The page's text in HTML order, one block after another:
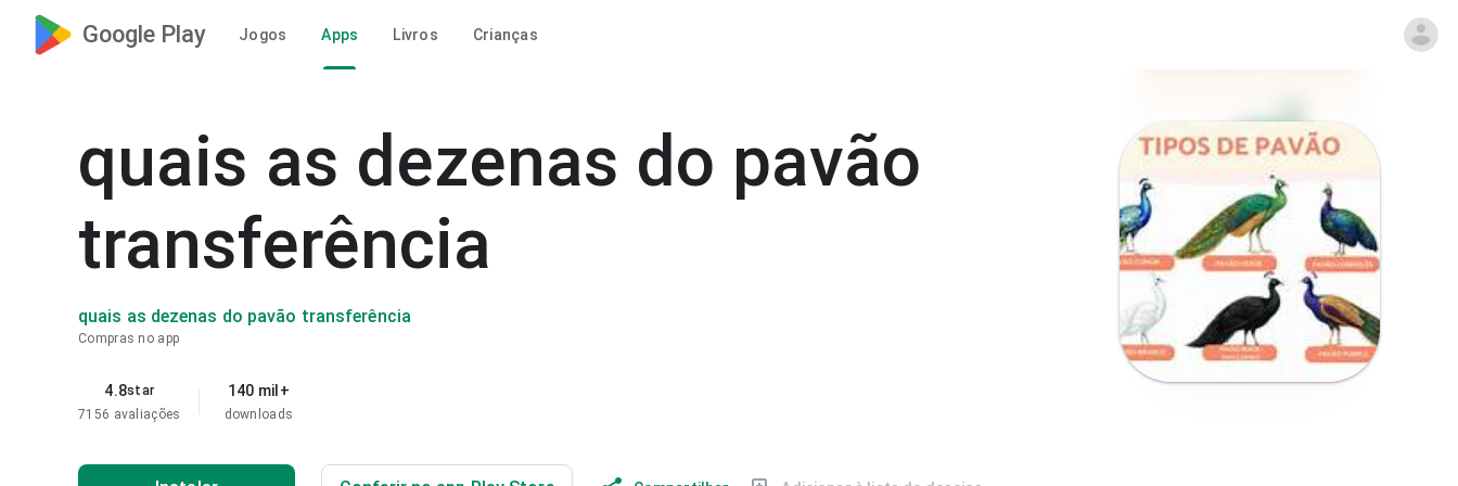
Google Play Jogos Apps Livros Crianças
quais as dezenas do pavão
transferência
quais as dezenas do pavão transferência
Compras no app
4.8star
7156 avaliações
140 mil+
downloads